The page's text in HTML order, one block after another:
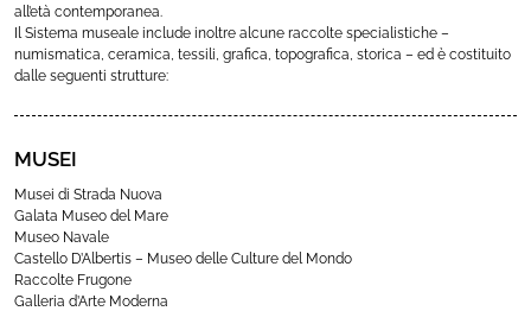
all’età contemporanea.
Il Sistema museale include inoltre alcune raccolte specialistiche –
numismatica, ceramica, tessili, grafica, topografica, storica – ed è costituito
dalle seguenti strutture:
MUSEI
Musei di Strada Nuova
Galata Museo del Mare
Museo Navale
Castello D’Albertis – Museo delle Culture del Mondo
Raccolte Frugone
Galleria d’Arte Moderna